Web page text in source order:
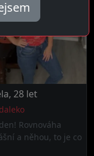
28 let
Rovnováha
a něhou, to je co